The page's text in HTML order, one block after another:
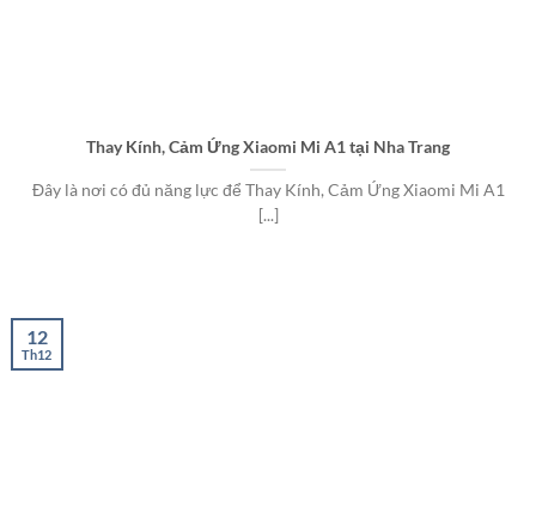
Thay Kính, Cảm Ứng Xiaomi Mi A1 tại Nha Trang
Đây là nơi có đủ năng lực để Thay Kính, Cảm Ứng Xiaomi Mi A1
[...]
12
Th12